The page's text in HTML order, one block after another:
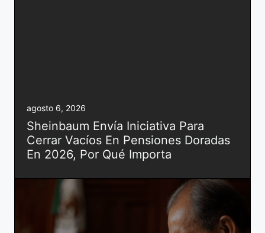
agosto 6, 2026
Sheinbaum Envía Iniciativa Para
Cerrar Vacíos En Pensiones Doradas
En 2026, Por Qué Importa